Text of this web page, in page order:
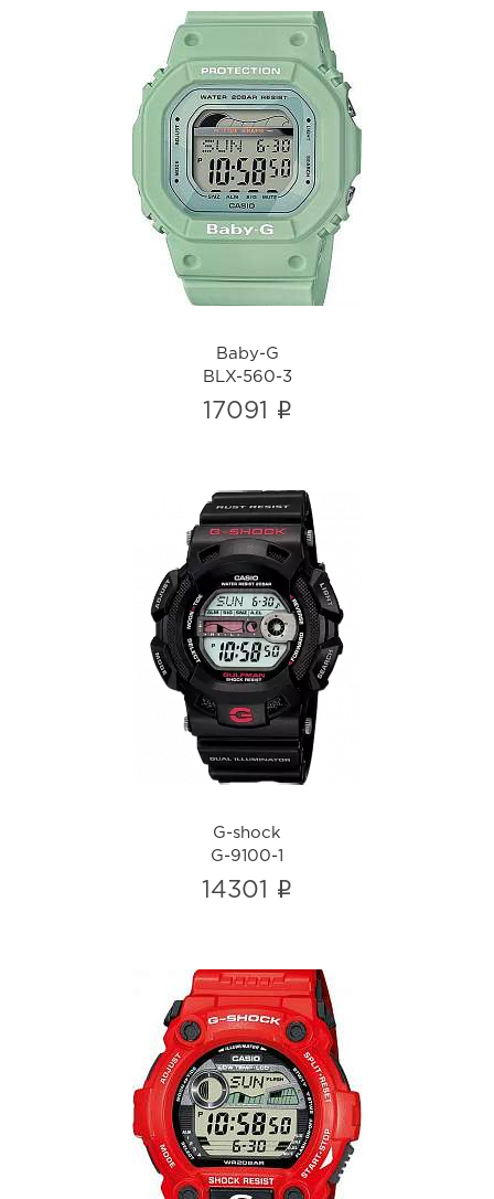
Baby-G
BLX-560-3
i
Baby-G
BLX-560-3
17091 i
G-shock
G-9100-1
i
G-shock
G-9100-1
14301 i
G-shock
G-7900A-4
i